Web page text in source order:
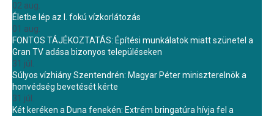
02 aug.
Életbe lép az I. fokú vízkorlátozás
01 aug.
FONTOS TÁJÉKOZTATÁS: Építési munkálatok miatt szünetel a
Gran TV adása bizonyos településeken
31 júl.
Súlyos vízhiány Szentendrén: Magyar Péter miniszterelnök a
honvédség bevetését kérte
31 júl.
Két keréken a Duna fenekén: Extrém bringatúra hívja fel a